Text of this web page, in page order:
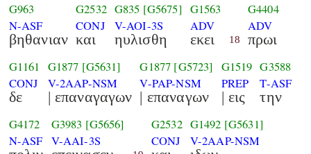
G963
N-ASF
βηθανιαν
G2532
CONJ
και
G835 [G5675]
V-AOI-3S
ηυλισθη
G1563
ADV
εκει 18
G4404
ADV
πρωι
G1161
CONJ
δε
G1877 [G5631]
V-2AAP-NSM
| επαναγαγων
G1877 [G5723]
V-PAP-NSM
| επαναγων
G1519
PREP
| εις
G3588
T-ASF
την
G4172
N-ASF
G3983 [G5656]
V-AAI-3S
G2532
CONJ
G1492 [G5631]
V-2AAP-NSM